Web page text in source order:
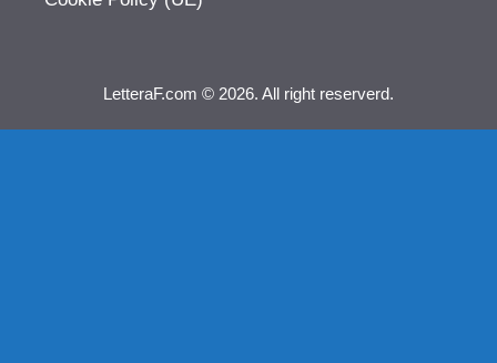
LetteraF.com © 2026. All right reserverd.